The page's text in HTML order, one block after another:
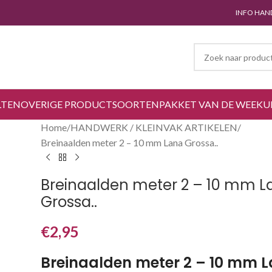
INFO
OVERIGE PRODUCTSOORTENPAKKET VAN DE WEEK
Home HANDWERK / KLEINVAK ARTIKELEN
Breinaalden meter 2 – 10 mm Lana Grossa..
Breinaalden meter 2 – 10 mm
Grossa..
€2,95
Breinaalden meter 2 – 10 mm